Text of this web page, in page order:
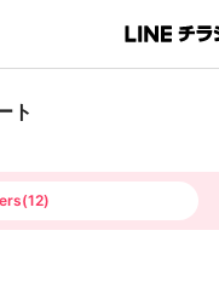
ト
(12)